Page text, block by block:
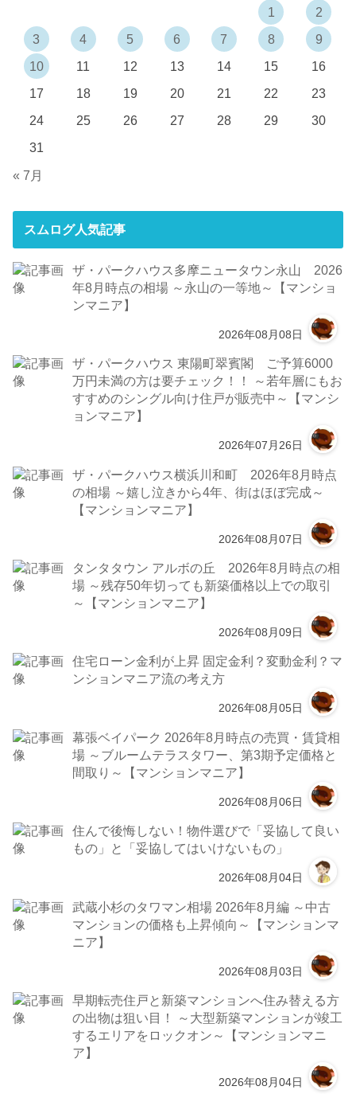
1
2
3
4 5 6 7 8
9
10
11 12 13 14 15
16
17
18 19 20 21 22
23
24
25 26 27 28 29
30
31
« 7月
スムログ人気記事
ザ・パークハウス多摩ニュータウン永山 2026
年8月時点の相場 ～永山の一等地～【マンショ
ンマニア】
2026年08月08日
ザ・パークハウス 東陽町翠賓閣 ご予算6000
万円未満の方は要チェック！！ ～若年層にもお
すすめのシングル向け住戸が販売中～【マンシ
ョンマニア】
2026年07月26日
ザ・パークハウス横浜川和町 2026年8月時点
の相場 ～嬉し泣きから4年、街はほぼ完成～
【マンションマニア】
2026年08月07日
タンタタウン アルボの丘 2026年8月時点の相
場 ～残存50年切っても新築価格以上での取引
～【マンションマニア】
2026年08月09日
住宅ローン金利が上昇 固定金利？変動金利？マ
ンションマニア流の考え方
2026年08月05日
幕張ベイパーク 2026年8月時点の売買・賃貸相
場 ～ブルームテラスタワー、第3期予定価格と
間取り～【マンションマニア】
2026年08月06日
住んで後悔しない！物件選びで「妥協して良い
もの」と「妥協してはいけないもの」
2026年08月04日
武蔵小杉のタワマン相場 2026年8月編 ～中古
マンションの価格も上昇傾向～【マンションマ
ニア】
2026年08月03日
早期転売住戸と新築マンションへ住み替える方
の出物は狙い目！ ～大型新築マンションが竣工
するエリアをロックオン～【マンションマニ
ア】
2026年08月04日